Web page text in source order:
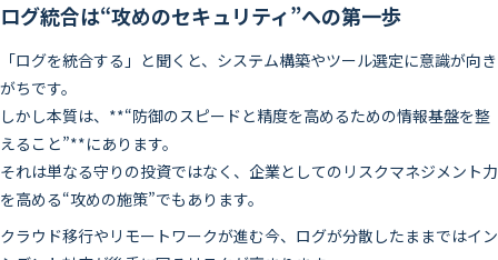
ログ統合は“攻めのセキュリティ”への第一歩
「ログを統合する」と聞くと、システム構築やツール選定に意識が向き
がちです。
しかし本質は、**“防御のスピードと精度を高めるための情報基盤を整
えること”**にあります。
それは単なる守りの投資ではなく、企業としてのリスクマネジメント力
を高める“攻めの施策”でもあります。
クラウド移行やリモートワークが進む今、ログが分散したままではイン